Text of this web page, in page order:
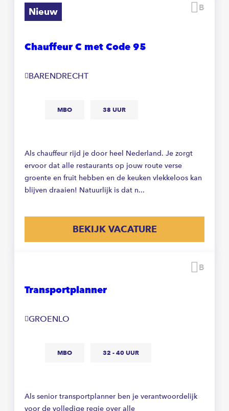
Nieuw
Chauffeur C met Code 95
BARENDRECHT
MBO 38 UUR
Als chauffeur rijd je door heel Nederland. Je zorgt
ervoor dat alle restaurants op jouw route verse
groente en fruit hebben en de keuken vlekkeloos kan
blijven draaien! Natuurlijk is dat n...
BEKIJK VACATURE
Transportplanner
GROENLO
MBO 32 - 40 UUR
Als senior transportplanner ben je verantwoordelijk
voor de volledige regie over alle